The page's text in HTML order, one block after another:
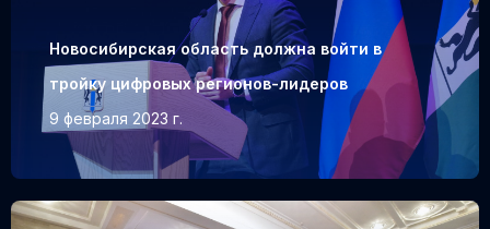
Новосибирская область должна войти в
тройку цифровых регионов-лидеров
9 февраля 2023 г.